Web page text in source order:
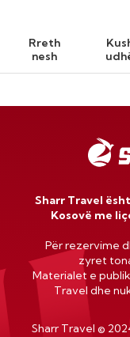
Rreth
nesh
Sharr Travel
Kosovë me
Për rezervime
zyret
Materialet e
Travel dhe
Sharr Travel ©